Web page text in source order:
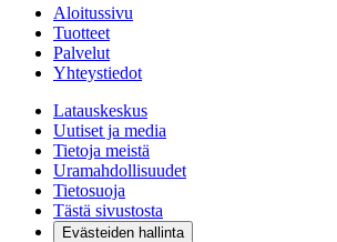
Aloitussivu
Tuotteet
Palvelut
Yhteystiedot
Latauskeskus
Uutiset ja media
Tietoja meistä
Uramahdollisuudet
Tietosuoja
Tästä sivustosta
Evästeiden hallinta